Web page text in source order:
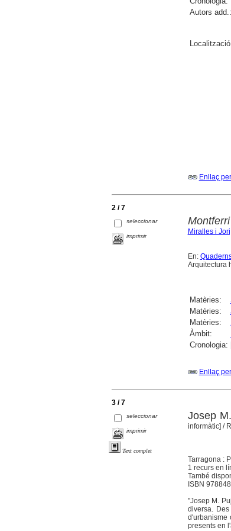
Autors add.:
Enllaç
2 / 7
seleccionar
imprimir
Montferri
Miralles i
En:
Arquitectura
Matèries:
Matèries:
Matèries:
Àmbit:
Cronologia:
Enllaç
3 / 7
seleccionar
imprimir
Text complet
Josep
informàtic] /
Tarragona :
1 recurs en
També
ISBN
"Josep M.
diversa.
d'urbanisme
presents en